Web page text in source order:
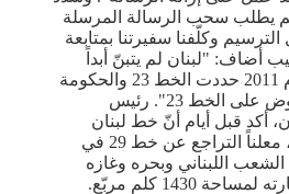
يطلب سحب الرسالة المرسلة
وكلّفنا سفيرتنا بمتابعة
أضاف: "لبنان لم يتبنّ أبداً
الخط 29 وحكومة العام 2011 حددت الخط 23 والحكومة
الحالية مستمرة بالتفاوض على الخط 23". رئيس
أكد قبل أيام أنّ خط لبنان
التفاوضي هو الخط 23، معلناً التراجع عن خط 29 في
اللبناني وبحره وغازه
1430 كلم مربّع.